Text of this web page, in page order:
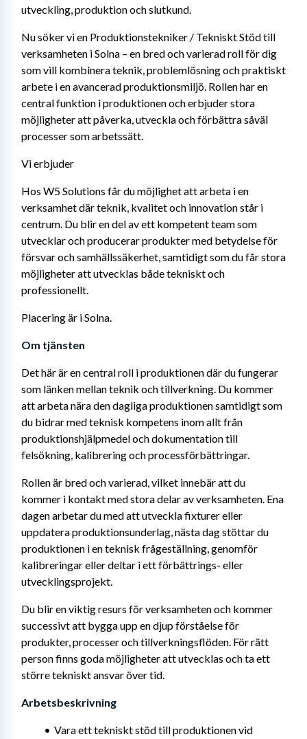
utveckling, produktion och slutkund.
Nu söker vi en Produktionstekniker / Tekniskt Stöd till
verksamheten i Solna – en bred och varierad roll för dig
som vill kombinera teknik, problemlösning och praktiskt
arbete i en avancerad produktionsmiljö. Rollen har en
central funktion i produktionen och erbjuder stora
möjligheter att påverka, utveckla och förbättra såväl
processer som arbetssätt.
Vi erbjuder
Hos W5 Solutions får du möjlighet att arbeta i en
verksamhet där teknik, kvalitet och innovation står i
centrum. Du blir en del av ett kompetent team som
utvecklar och producerar produkter med betydelse för
försvar och samhällssäkerhet, samtidigt som du får stora
möjligheter att utvecklas både tekniskt och
professionellt.
Placering är i Solna.
Om tjänsten
Det här är en central roll i produktionen där du fungerar
som länken mellan teknik och tillverkning. Du kommer
att arbeta nära den dagliga produktionen samtidigt som
du bidrar med teknisk kompetens inom allt från
produktionshjälpmedel och dokumentation till
felsökning, kalibrering och processförbättringar.
Rollen är bred och varierad, vilket innebär att du
kommer i kontakt med stora delar av verksamheten. Ena
dagen arbetar du med att utveckla fixturer eller
uppdatera produktionsunderlag, nästa dag stöttar du
produktionen i en teknisk frågeställning, genomför
kalibreringar eller deltar i ett förbättrings- eller
utvecklingsprojekt.
Du blir en viktig resurs för verksamheten och kommer
successivt att bygga upp en djup förståelse för
produkter, processer och tillverkningsflöden. För rätt
person finns goda möjligheter att utvecklas och ta ett
större tekniskt ansvar över tid.
Arbetsbeskrivning
Vara ett tekniskt stöd till produktionen vid